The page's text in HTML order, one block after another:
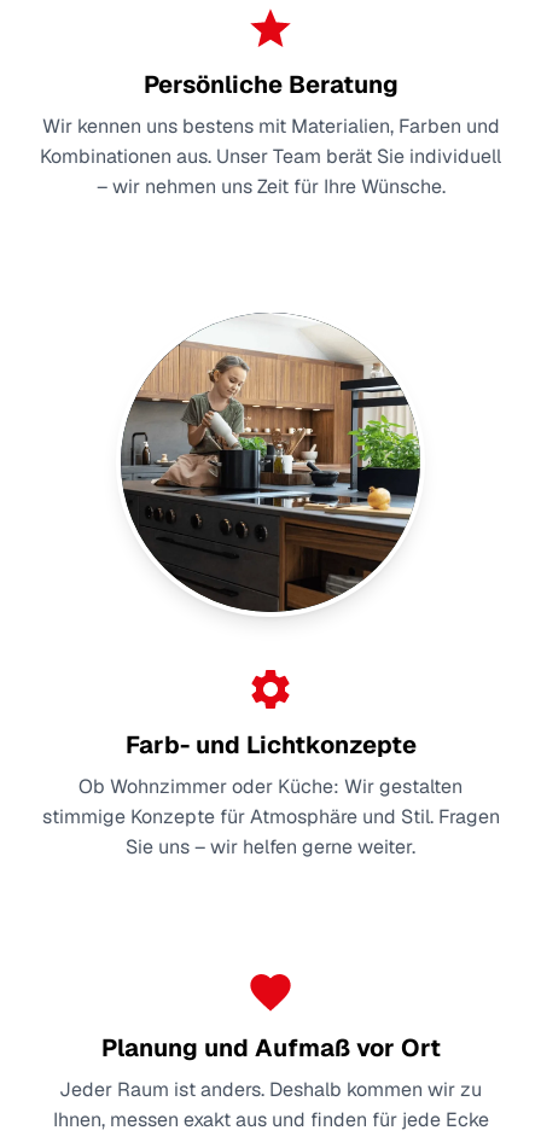
Persönliche Beratung
Wir kennen uns bestens mit Materialien, Farben und
Kombinationen aus. Unser Team berät Sie individuell
– wir nehmen uns Zeit für Ihre Wünsche.
Farb- und Lichtkonzepte
Ob Wohnzimmer oder Küche: Wir gestalten
stimmige Konzepte für Atmosphäre und Stil. Fragen
Sie uns – wir helfen gerne weiter.
Planung und Aufmaß vor Ort
Jeder Raum ist anders. Deshalb kommen wir zu
Ihnen, messen exakt aus und finden für jede Ecke